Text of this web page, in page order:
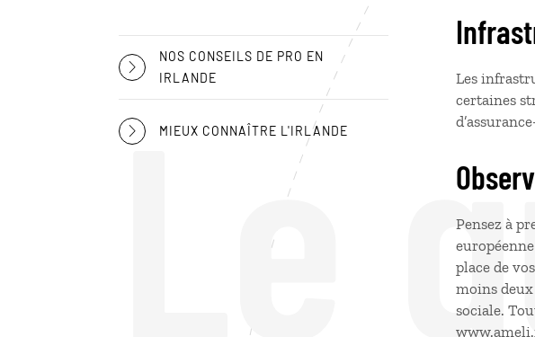
Le
NOS CONSEILS DE PRO EN
IRLANDE
MIEUX CONNAÎTRE L'IRLANDE
Les
certaines
Pensez à
place de
moins
sociale.